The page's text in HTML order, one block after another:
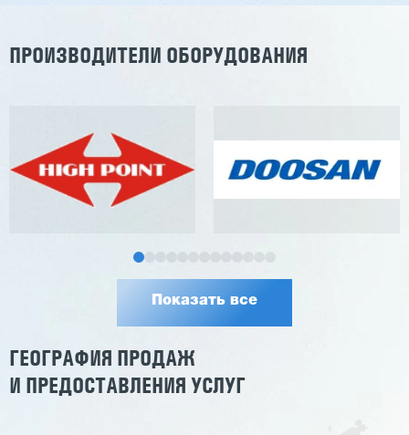
ПРОИЗВОДИТЕЛИ ОБОРУДОВАНИЯ
Показать все
ГЕОГРАФИЯ ПРОДАЖ
И ПРЕДОСТАВЛЕНИЯ УСЛУГ